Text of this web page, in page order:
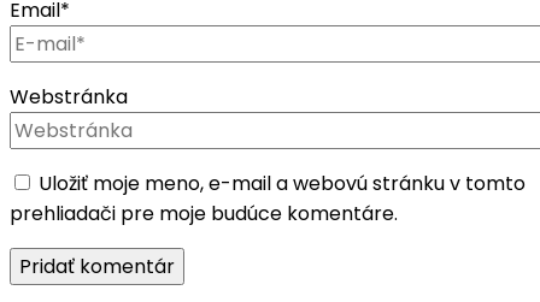
Email*
Webstránka
Uložiť moje meno, e-mail a webovú stránku v tomto
prehliadači pre moje budúce komentáre.